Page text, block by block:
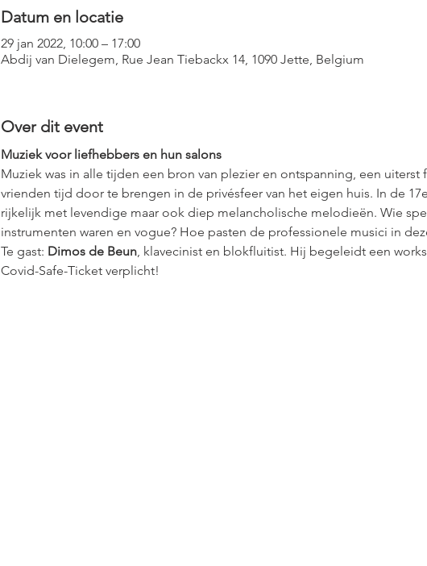
Datum en locatie
29 jan 2022, 10:00 – 17:00
Abdij van Dielegem, Rue Jean Tiebackx 14, 1090 Jette, Belgium
Over dit event
Muziek voor liefhebbers en hun salons
Muziek was in alle tijden een bron van plezier en ontspanning, een
vrienden tijd door te brengen in de privésfeer van het eigen huis. In de
rijkelijk met levendige maar ook diep melancholische melodieën. Wie
instrumenten waren en vogue? Hoe pasten de professionele musici in
Te gast: Dimos de Beun, klavecinist en blokfluitist. Hij begeleidt een
Covid-Safe-Ticket verplicht!